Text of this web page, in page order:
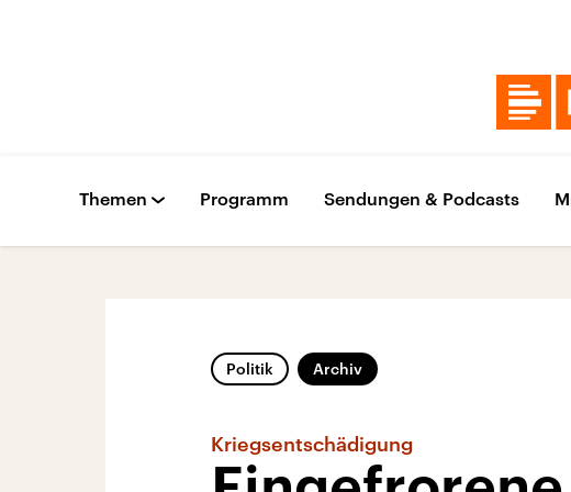
Themen Programm Sendungen & Podcasts
Politik Archiv
Kriegsentschädigung